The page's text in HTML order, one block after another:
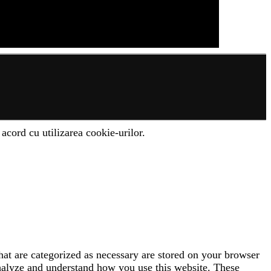
cu utilizarea cookie-urilor.
are categorized as necessary are stored on your browser
and understand how you use this website. These